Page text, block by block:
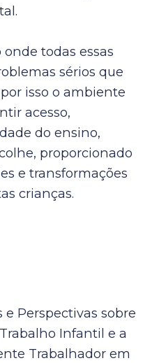
todas essas
sérios que
isso o ambiente
acesso,
do ensino,
proporcionado
e transformações
crianças.
Perspectivas sobre
Infantil e a
Trabalhador em